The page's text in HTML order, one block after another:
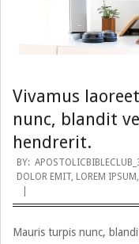
Vivamus
nunc, blandit
hendrerit.
2015-
01-
09
BY:
DOLOR EMIT LOREM IPSUM
Mauris turpis nunc,